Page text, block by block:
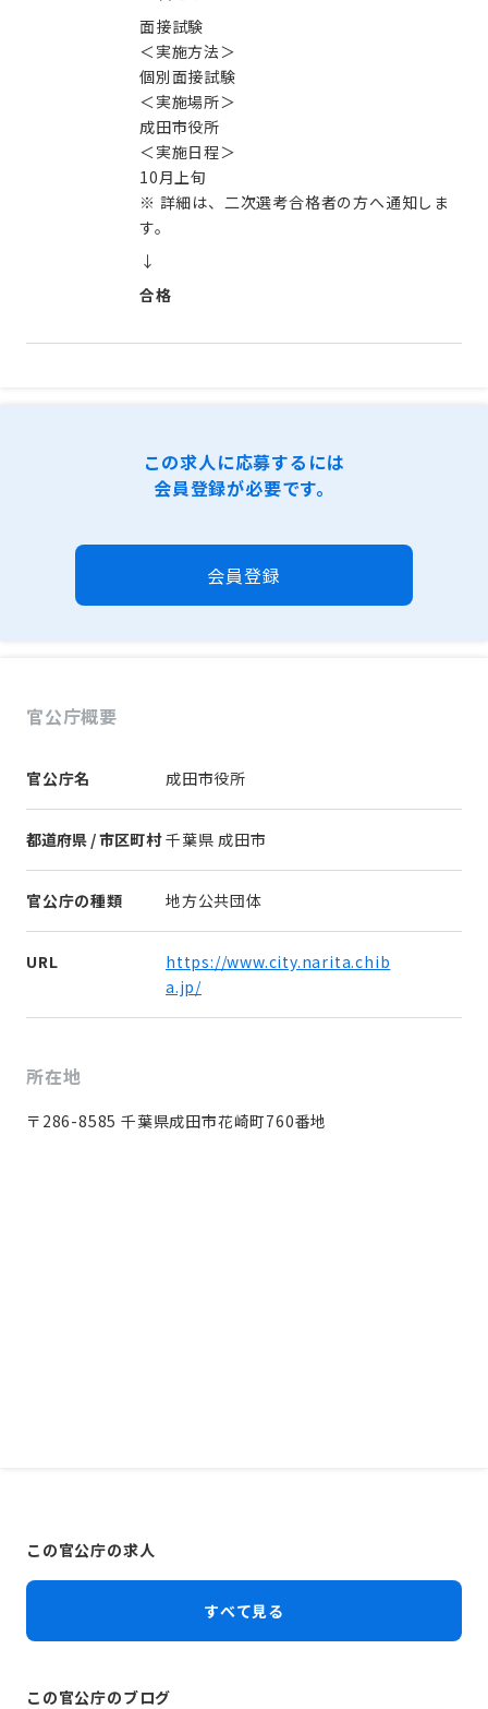
面接試験
＜実施方法＞
個別面接試験
＜実施場所＞
成田市役所
＜実施日程＞
10月上旬
※ 詳細は、二次選考合格者の方へ通知しま
す。
↓
合格
この求人に応募するには
会員登録が必要です。
会員登録
官公庁概要
官公庁名 成田市役所
都道府県 / 市区町村 千葉県 成田市
官公庁の種類 地方公共団体
URL
https://www.city.narita.chib
a.jp/
所在地
〒286-8585 千葉県成田市花崎町760番地
この官公庁の求人
すべて見る
この官公庁のブログ